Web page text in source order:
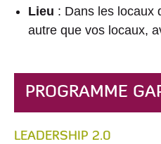
Lieu : Dans les locaux
autre que vos locaux,
PROGRAMME
LEADERSHIP 2.0